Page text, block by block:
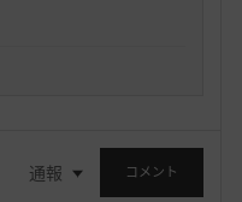
通報 コメント